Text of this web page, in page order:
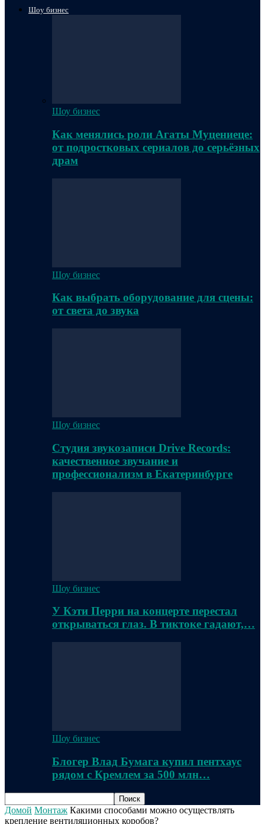
Шоу бизнес
Шоу бизнес
Как менялись роли Агаты Муцениеце:
от подростковых сериалов до серьёзных
драм
Шоу бизнес
Как выбрать оборудование для сцены:
от света до звука
Шоу бизнес
Студия звукозаписи Drive Records:
качественное звучание и
профессионализм в Екатеринбурге
Шоу бизнес
У Кэти Перри на концерте перестал
открываться глаз. В тиктоке гадают,…
Шоу бизнес
Блогер Влад Бумага купил пентхаус
рядом с Кремлем за 500 млн…
Домой Монтаж Какими способами можно осуществлять
крепление вентиляционных коробов?